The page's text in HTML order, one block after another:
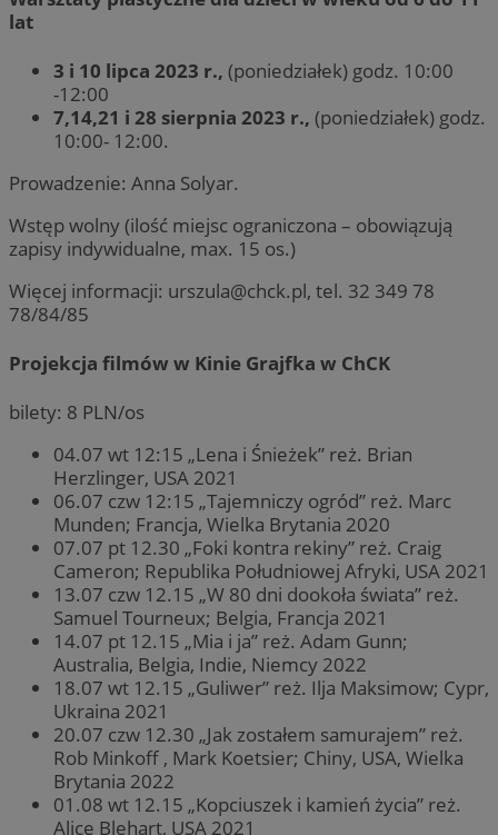
lat
3 i 10 lipca 2023 r., (poniedziałek) godz. 10:00
-12:00
7,14,21 i 28 sierpnia 2023 r., (poniedziałek) godz.
10:00- 12:00.
Prowadzenie: Anna Solyar.
Wstęp wolny (ilość miejsc ograniczona – obowiązują
zapisy indywidualne, max. 15 os.)
Więcej informacji: urszula@chck.pl, tel. 32 349 78
78/84/85
Projekcja filmów w Kinie Grajfka w ChCK
bilety: 8 PLN/os
04.07 wt 12:15 „Lena i Śnieżek” reż. Brian
Herzlinger, USA 2021
06.07 czw 12:15 „Tajemniczy ogród” reż. Marc
Munden; Francja, Wielka Brytania 2020
07.07 pt 12.30 „Foki kontra rekiny” reż. Craig
Cameron; Republika Południowej Afryki, USA 2021
13.07 czw 12.15 „W 80 dni dookoła świata” reż.
Samuel Tourneux; Belgia, Francja 2021
14.07 pt 12.15 „Mia i ja” reż. Adam Gunn;
Australia, Belgia, Indie, Niemcy 2022
18.07 wt 12.15 „Guliwer” reż. Ilja Maksimow; Cypr,
Ukraina 2021
20.07 czw 12.30 „Jak zostałem samurajem” reż.
Rob Minkoff , Mark Koetsier; Chiny, USA, Wielka
Brytania 2022
01.08 wt 12.15 „Kopciuszek i kamień życia” reż.
Alice Blehart, USA 2021